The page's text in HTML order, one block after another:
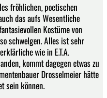
fröhlichen, poetischen
das aufs Wesentliche
Kostüme von
schwelgen. Alles ist sehr
wie in E.T.A.
kommt dagegen etwas zu
Drosselmeier hätte
sein können.